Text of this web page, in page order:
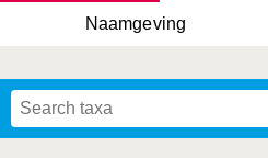
Naamgeving